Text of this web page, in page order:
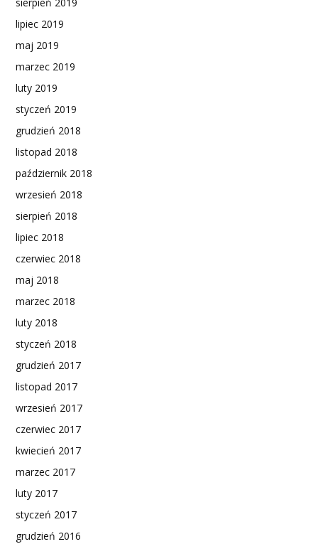
sierpień 2019
lipiec 2019
maj 2019
marzec 2019
luty 2019
styczeń 2019
grudzień 2018
listopad 2018
październik 2018
wrzesień 2018
sierpień 2018
lipiec 2018
czerwiec 2018
maj 2018
marzec 2018
luty 2018
styczeń 2018
grudzień 2017
listopad 2017
wrzesień 2017
czerwiec 2017
kwiecień 2017
marzec 2017
luty 2017
styczeń 2017
grudzień 2016